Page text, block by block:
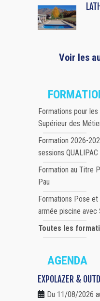
Voir les
Formations pour
Supérieur des
Formation 2026-
sessions
Formation au Titre
Pau
Formations Pose
armée piscine avec
Toutes les
AGENDA
EXPOLAZER &
Du 11/08/2026